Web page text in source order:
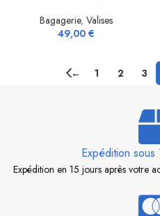
Bagagerie, Valises
49,00 €
← 1 2 3
Expédition sous
Expédition en 15 jours après votre